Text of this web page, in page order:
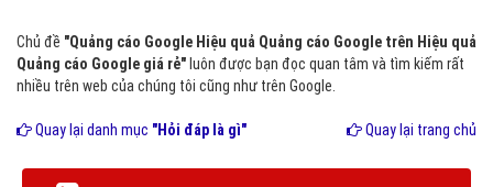
Chủ đề "Quảng cáo Google Hiệu quả Quảng cáo Google trên Hiệu quả
Quảng cáo Google giá rẻ" luôn được bạn đọc quan tâm và tìm kiếm rất
nhiều trên web của chúng tôi cũng như trên Google.
Quay lại danh mục "Hỏi đáp là gì" Quay lại trang chủ